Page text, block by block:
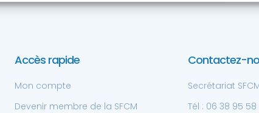
Accès rapide
Mon compte
Devenir membre de la SFCM
Contactez-
Secrétariat
Tél : 06 38 95 58